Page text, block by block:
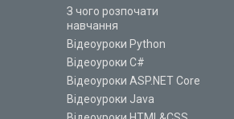
З чого розпочати
навчання
Відеоуроки Python
Відеоуроки C#
Відеоуроки ASP.NET Core
Відеоуроки Java